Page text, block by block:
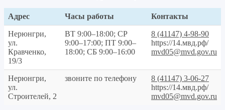
Адрес Часы работы Контакты
Нерюнгри,
ул.
Кравченко,
19/3
ВТ 9:00–18:00; СР
9:00–17:00; ПТ 9:00–
18:00; СБ 9:00–16:00
8 (41147) 4-98-90
https://14.мвд.рф/
mvd05@mvd.gov.ru
Нерюнгри,
ул.
Строителей, 2
звоните по телефону
8 (41147) 3-06-27
https://14.мвд.рф/
mvd05@mvd.gov.ru